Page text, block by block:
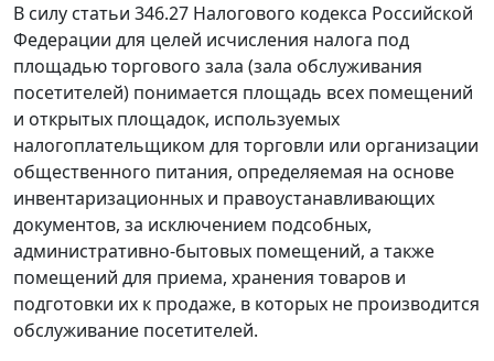
В силу статьи 346.27 Налогового кодекса Российской
Федерации для целей исчисления налога под
площадью торгового зала (зала обслуживания
посетителей) понимается площадь всех помещений
и открытых площадок, используемых
налогоплательщиком для торговли или организации
общественного питания, определяемая на основе
инвентаризационных и правоустанавливающих
документов, за исключением подсобных,
административно-бытовых помещений, а также
помещений для приема, хранения товаров и
подготовки их к продаже, в которых не производится
обслуживание посетителей.